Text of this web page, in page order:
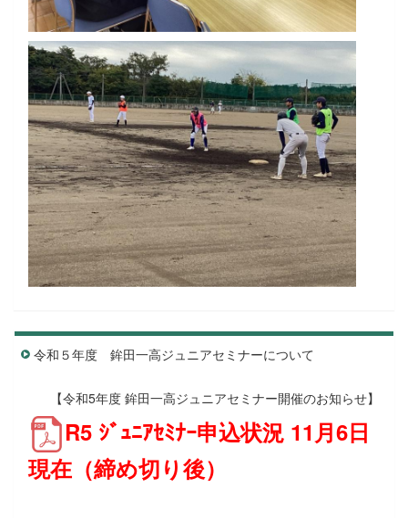
令和５年度 鉾田一高ジュニアセミナーについて
【令和5年度 鉾田一高ジュニアセミナー開催のお知らせ】
R5 ｼﾞｭﾆｱｾﾐﾅｰ申込状況 11月6日
現在（締め切り後）